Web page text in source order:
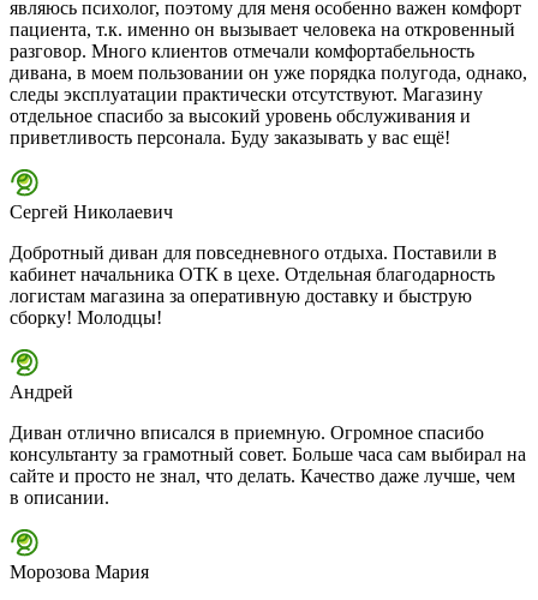
являюсь психолог, поэтому для меня особенно важен комфорт
пациента, т.к. именно он вызывает человека на откровенный
разговор. Много клиентов отмечали комфортабельность
дивана, в моем пользовании он уже порядка полугода, однако,
следы эксплуатации практически отсутствуют. Магазину
отдельное спасибо за высокий уровень обслуживания и
приветливость персонала. Буду заказывать у вас ещё!
Сергей Николаевич
Добротный диван для повседневного отдыха. Поставили в
кабинет начальника ОТК в цехе. Отдельная благодарность
логистам магазина за оперативную доставку и быструю
сборку! Молодцы!
Андрей
Диван отлично вписался в приемную. Огромное спасибо
консультанту за грамотный совет. Больше часа сам выбирал на
сайте и просто не знал, что делать. Качество даже лучше, чем
в описании.
Морозова Мария